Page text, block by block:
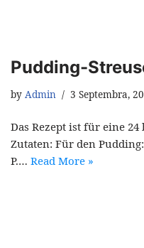
Pudding-
by Admin 3 Septembra,
Das Rezept ist für eine
Zutaten: Für den Pudding:
P.… Read More »